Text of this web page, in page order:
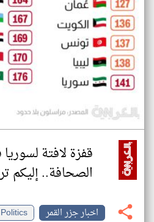
قفزة لافتة
الصحافة.. إليكم
اخبار جزر القمر
Politics